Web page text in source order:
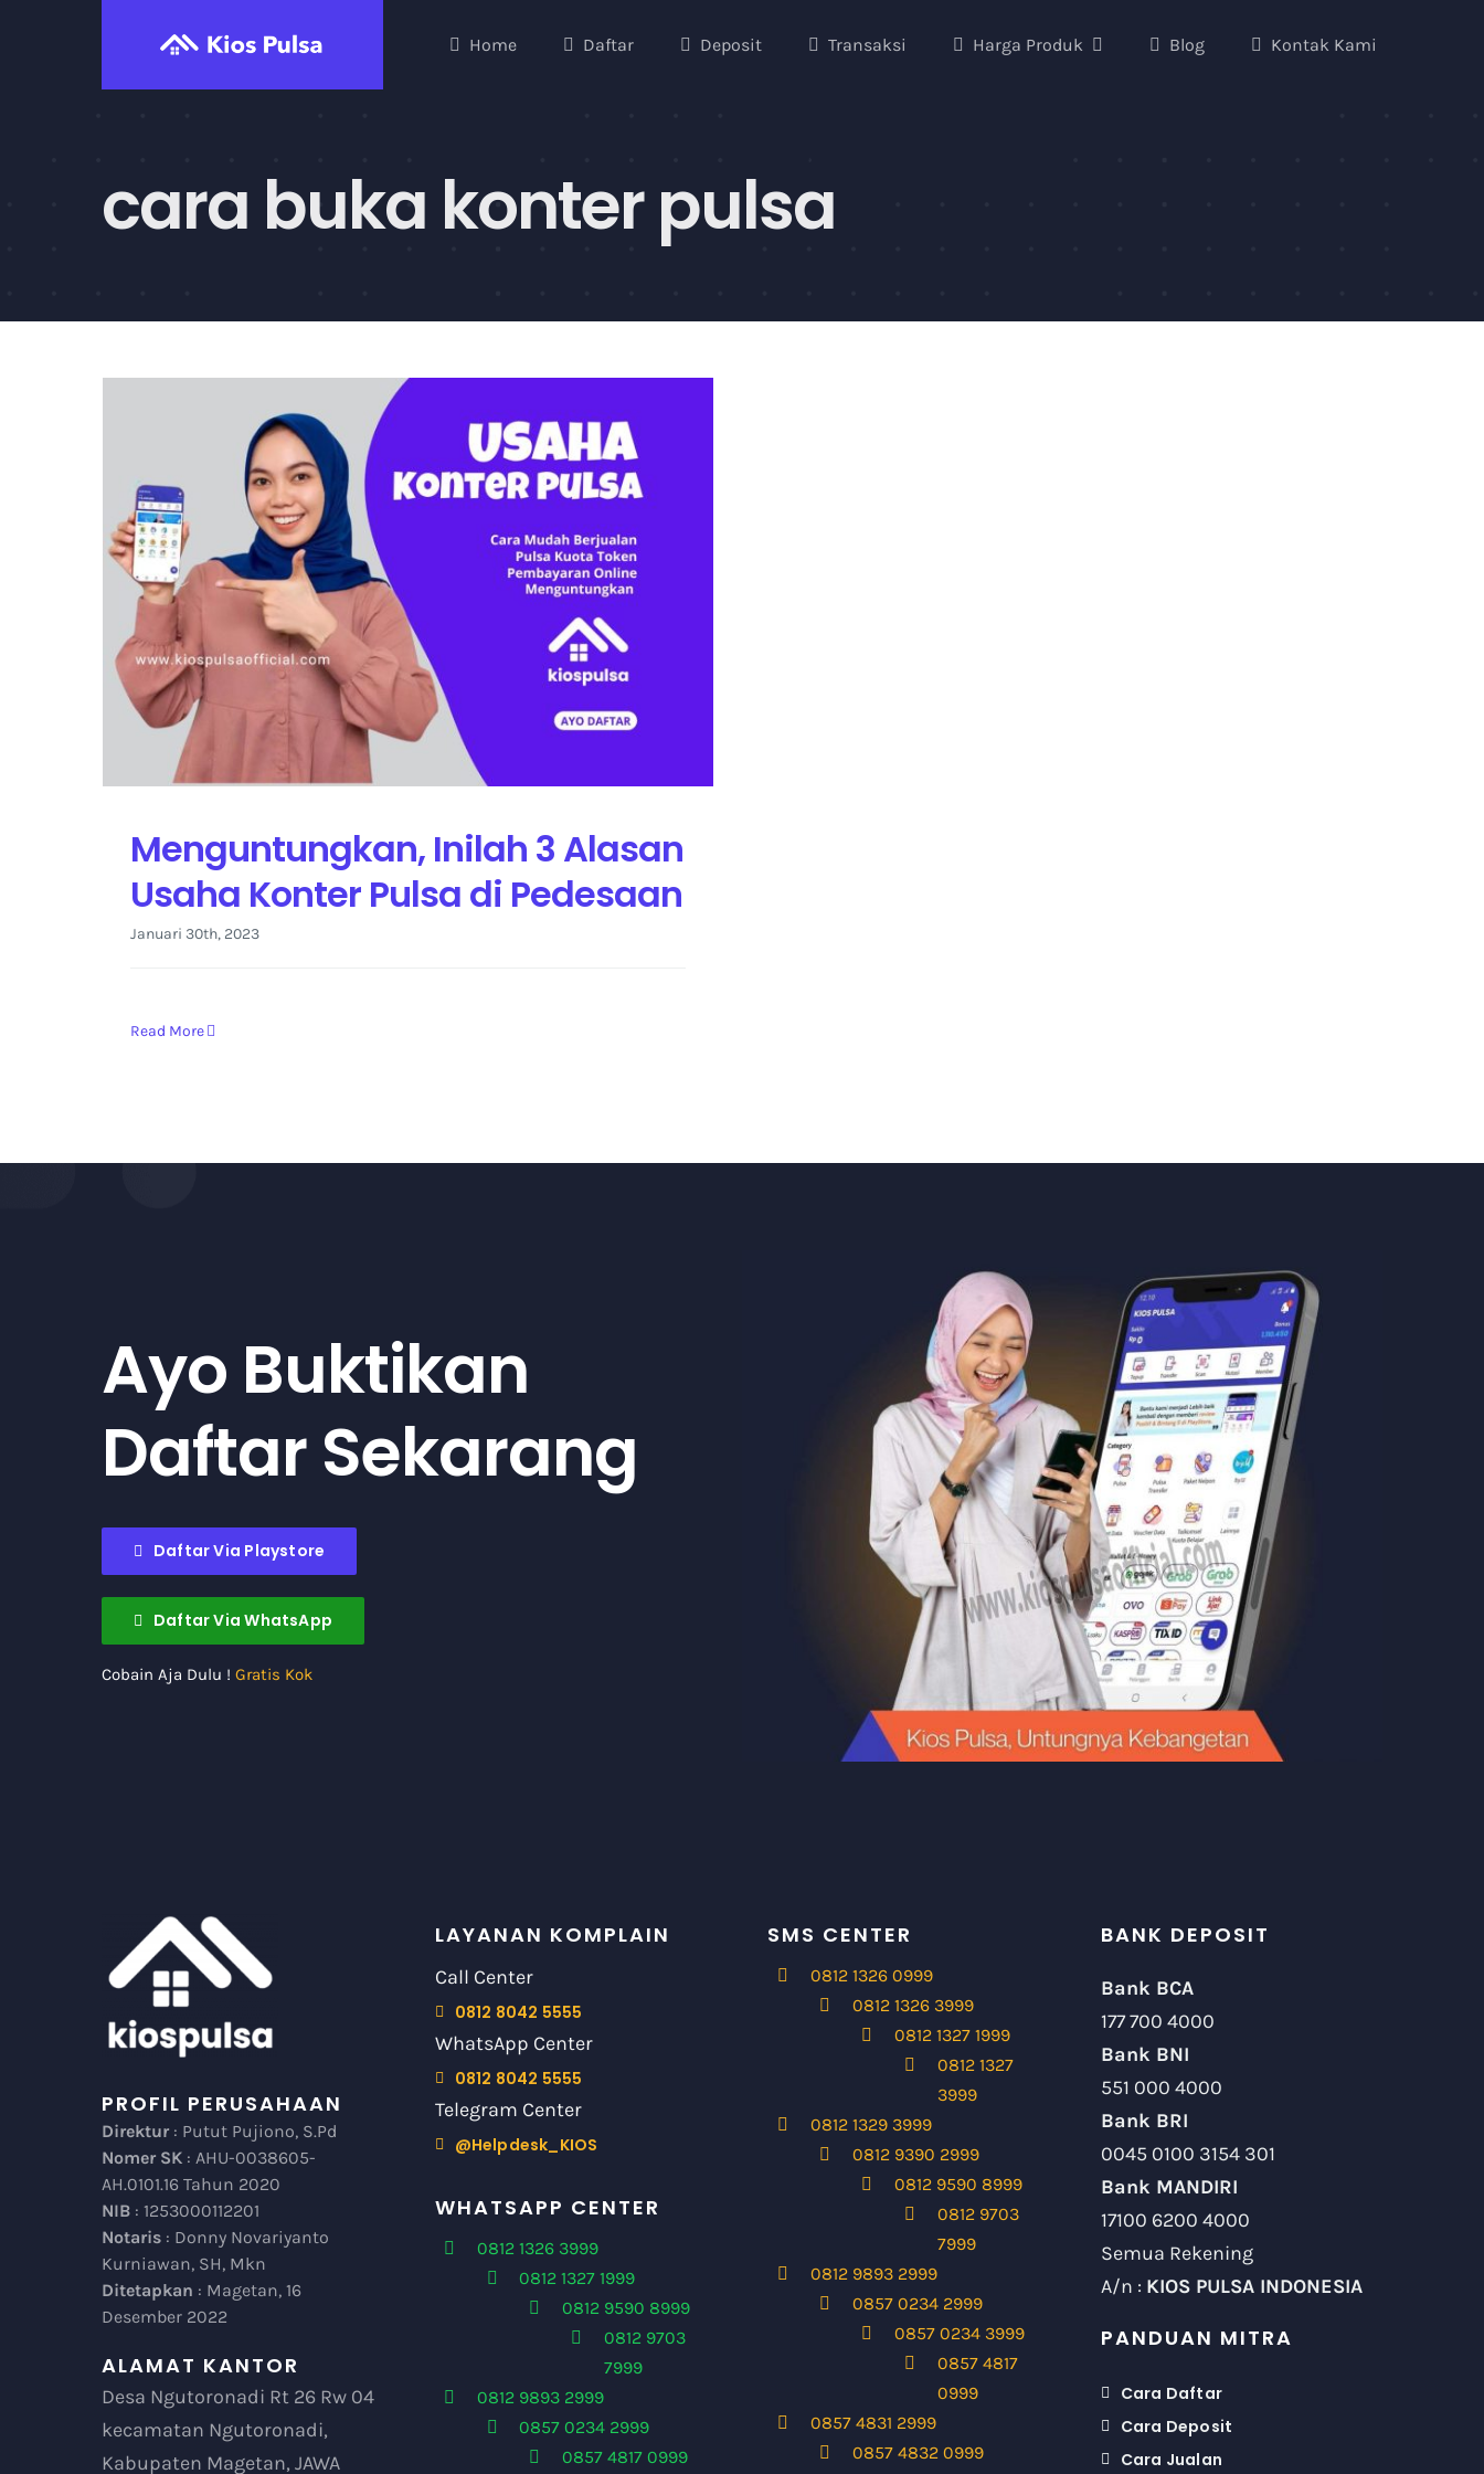
Home Daftar Deposit Transaksi Harga Produk Blog Kontak Kami
cara buka konter pulsa
Menguntungkan, Inilah 3 Alasan
Usaha Konter Pulsa di Pedesaan
Januari 30th, 2023
Read More
Ayo Buktikan
Daftar Sekarang
Daftar Via Playstore
Daftar Via WhatsApp
Cobain Aja Dulu ! Gratis Kok
PROFIL PERUSAHAAN
Direktur : Putut Pujiono, S.Pd
Nomer SK : AHU-0038605-
AH.0101.16 Tahun 2020
NIB: 1253000112201
Notaris: Donny Novariyanto
Kurniawan, SH, Mkn
Ditetapkan : Magetan, 16
Desember 2022
ALAMAT KANTOR
Desa Ngutoronadi Rt 26 Rw 04
kecamatan Ngutoronadi,
Kabupaten Magetan, JAWA
LAYANAN KOMPLAIN
Call Center
0812 8042 5555
WhatsApp Center
0812 8042 5555
Telegram Center
@Helpdesk_KIOS
WHATSAPP CENTER
0812 1326 3999
0812 1327 1999
0812 9590 8999
0812 9703
7999
0812 9893 2999
0857 0234 2999
0857 4817 0999
SMS CENTER
0812 1326 0999
0812 1326 3999
0812 1327 1999
0812 1327
3999
0812 1329 3999
0812 9390 2999
0812 9590 8999
0812 9703
7999
0812 9893 2999
0857 0234 2999
0857 0234 3999
0857 4817
0999
0857 4831 2999
0857 4832 0999
BANK DEPOSIT
Bank BCA
177 700 4000
Bank BNI
551 000 4000
Bank BRI
0045 0100 3154 301
Bank MANDIRI
17100 6200 4000
Semua Rekening
A/n : KIOS PULSA INDONESIA
PANDUAN MITRA
Cara Daftar
Cara Deposit
Cara Jualan